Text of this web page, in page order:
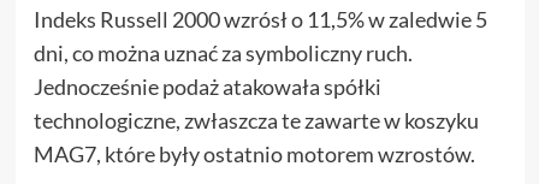
Indeks Russell 2000 wzrósł o 11,5% w zaledwie 5
dni, co można uznać za symboliczny ruch.
Jednocześnie podaż atakowała spółki
technologiczne, zwłaszcza te zawarte w koszyku
MAG7, które były ostatnio motorem wzrostów.